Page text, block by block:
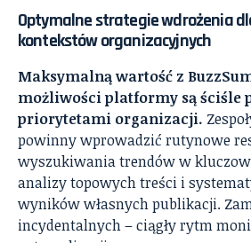
Optymalne strategie wdrożenia
kontekstów organizacyjnych
Maksymalną wartość z
możliwości platformy są ściśle
priorytetami organizacji.
powinny wprowadzić rutynowe
wyszukiwania trendów w
analizy topowych treści i
wyników własnych publikacji.
incydentalnych – ciągły rytm